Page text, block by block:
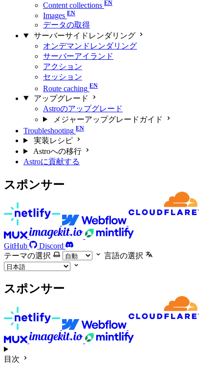
Content collections
Images
データの取得
サーバーサイドレンダリング
オンデマンドレンダリング
サーバーアイランド
アクション
セッション
Route caching
アップグレード
Astroのアップグレード
メジャーアップグレードガイド
Troubleshooting
実装レシピ
Astroへの移行
Astroに貢献する
スポンサー
GitHub
Discord
テーマの選択
言語の選択
スポンサー
目次